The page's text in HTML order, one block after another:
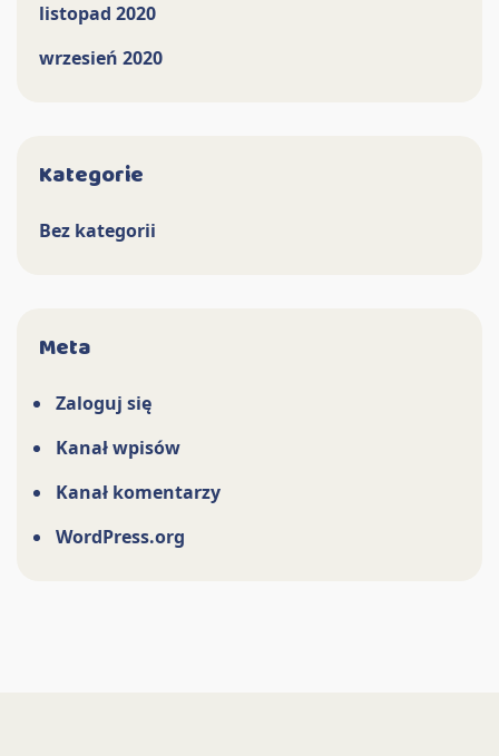
listopad 2020
wrzesień 2020
Kategorie
Bez kategorii
Meta
Zaloguj się
Kanał wpisów
Kanał komentarzy
WordPress.org